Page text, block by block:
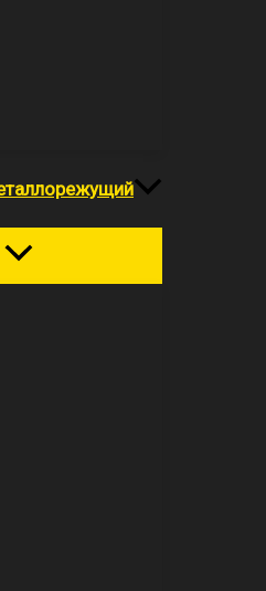
Переключатель